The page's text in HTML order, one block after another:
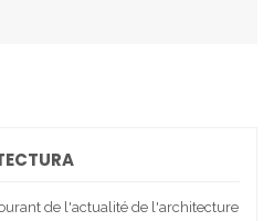
de l'actualité de l'architecture